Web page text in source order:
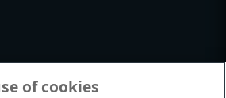
of cookies